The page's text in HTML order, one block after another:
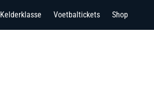
Kelderklasse Voetbaltickets Shop